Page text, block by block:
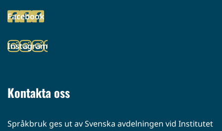
palveluun)
Facebook
(siirryt
palveluun)
Instagram
(siirryt
Kontakta oss
Språkbruk ges ut av Svenska avdelningen vid Institutet